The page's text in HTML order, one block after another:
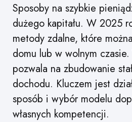
Sposoby na szybkie
dużego kapitału. W 2025
metody zdalne, które
domu lub w wolnym
pozwala na zbudowanie
dochodu. Kluczem jest
sposób i wybór modelu
własnych kompetencji.